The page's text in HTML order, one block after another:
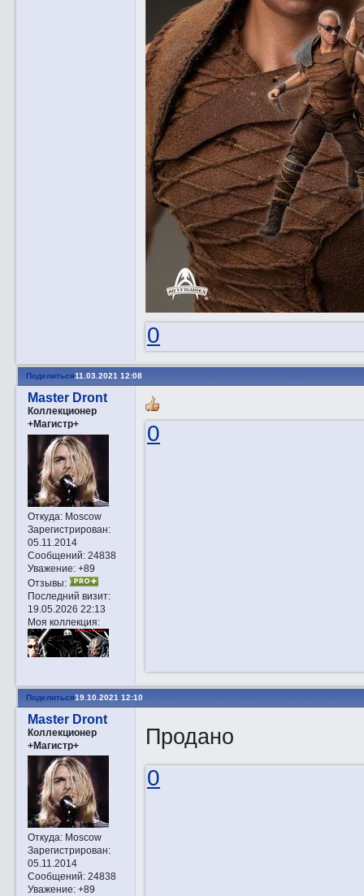
0
Поделиться11.03.2021 12:08
Master Dront
Коллекционер
+Магистр+
Откуда:Moscow
Зарегистрирован:
05.11.2014
Сообщений:24838
Уважение: +89
Отзывы:
Последний визит:
19.05.2026 22:13
Моя коллекция:
0
Поделиться19.10.2021 12:10
Master Dront
Коллекционер
+Магистр+
Откуда:Moscow
Зарегистрирован:
05.11.2014
Сообщений:24838
Уважение: +89
Продано
0